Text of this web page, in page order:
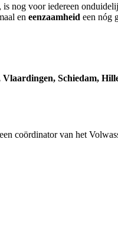
nog voor iedereen
en eenzaamheid een nóg
Vlaardingen, Schiedam,
coördinator van het